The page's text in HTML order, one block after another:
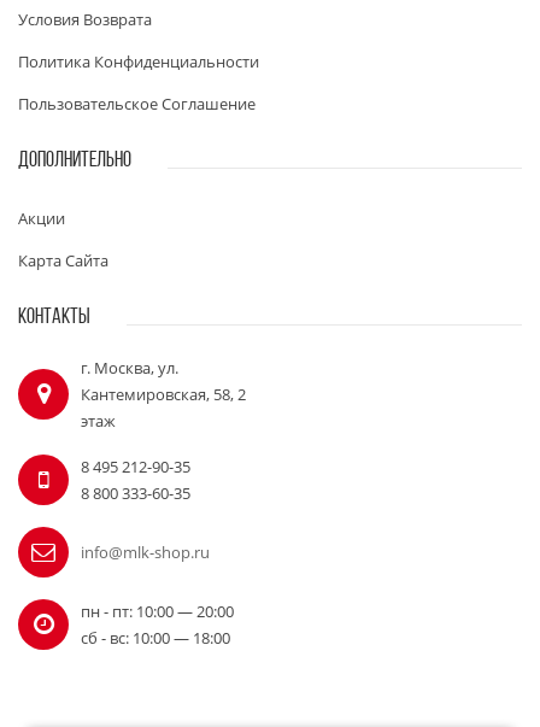
Условия Возврата
Политика Конфиденциальности
Пользовательское Соглашение
ДОПОЛНИТЕЛЬНО
Акции
Карта Сайта
КОНТАКТЫ
г. Москва, ул.
Кантемировская, 58, 2
этаж
8 495 212-90-35
8 800 333-60-35
info@mlk-shop.ru
пн - пт: 10:00 — 20:00
сб - вс: 10:00 — 18:00